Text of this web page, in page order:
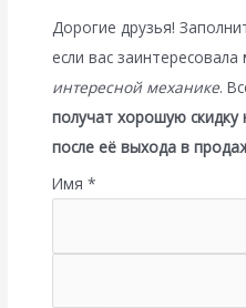
Дорогие друзья!
если вас заинтересовала
интересной механике.
получат хорошую скидку
после её выхода в
Имя*